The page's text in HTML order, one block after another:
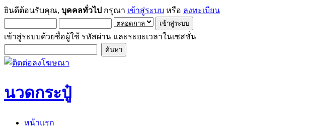
ยินดีต้อนรับคุณ, บุคคลทั่วไป กรุณา เข้าสู่ระบบ หรือ ลงทะเบียน
เข้าสู่ระบบด้วยชื่อผู้ใช้ รหัสผ่าน และระยะเวลาในเซสชั่น
นวดกระปู๋
หน้าแรก